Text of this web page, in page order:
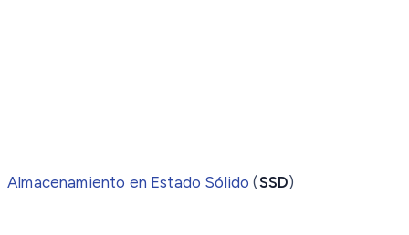
Almacenamiento en Estado Sólido(SSD)